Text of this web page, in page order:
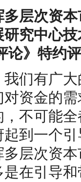
层次资本
究中心技
论》特约
们有广大
资金的
不可能
到一个
层次资
在引导